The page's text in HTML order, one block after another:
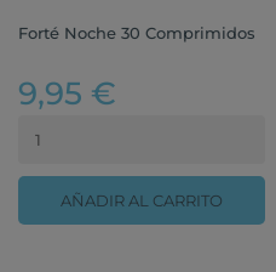
Forté Noche 30 Comprimidos
9,95 €
AÑADIR AL CARRITO